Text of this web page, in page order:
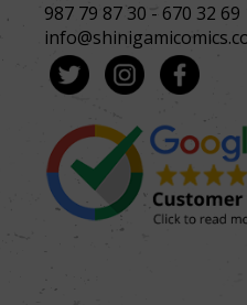
987 79 87 30 - 670 32 69